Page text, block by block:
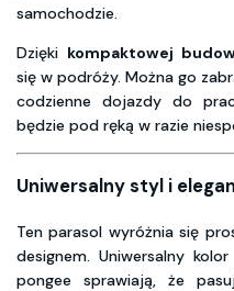
samochodzie.
Dzięki kompaktowej
się w podróży. Można go
codzienne dojazdy do
będzie pod ręką w razie
Uniwersalny styl i
Ten parasol wyróżnia się
designem. Uniwersalny
pongee sprawiają, że